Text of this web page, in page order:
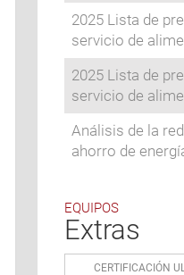
2025 Lista de
servicio de
2025 Lista de
servicio de
Análisis de la
ahorro de
EQUIPOS
Extras
CERTIFICACIÓN